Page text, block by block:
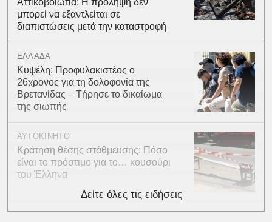
μπορεί να εξαντλείται σε
διαπιστώσεις μετά την καταστροφή
ΕΛΛΑΔΑ
Κυψέλη: Προφυλακιστέος ο
26χρονος για τη δολοφονία της
Βρετανίδας – Τήρησε το δικαίωμα
της σιωπής
ΑΥΤΟΚΙΝΗΤΟ
Κράτηση θέσης στάθμευσης: Πόσο
είναι το πρόστιμο για το… κουσούρι
του Έλληνα
Δείτε όλες τις ειδήσεις